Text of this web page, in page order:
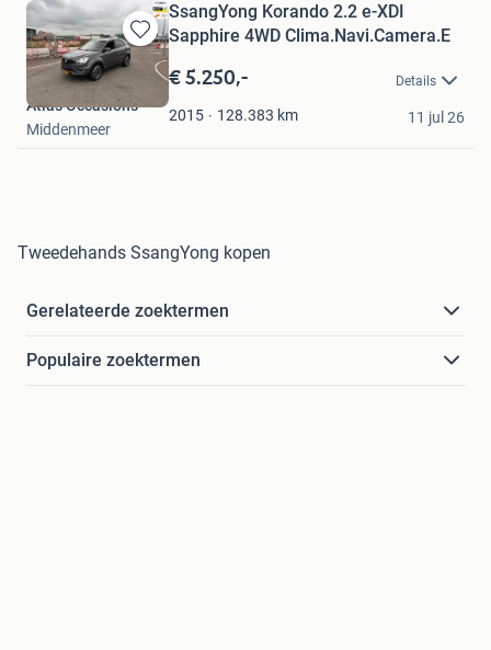
Bewaren
in
Mijn
Favorieten
SsangYong Korando 2.2 e-XDI
Sapphire 4WD Clima.Navi.Camera.E
€ 5.250,- Details
2015 128.383 km
Atlas Occasions
Middenmeer
11 jul 26
Tweedehands SsangYong kopen
Gerelateerde zoektermen
Populaire zoektermen